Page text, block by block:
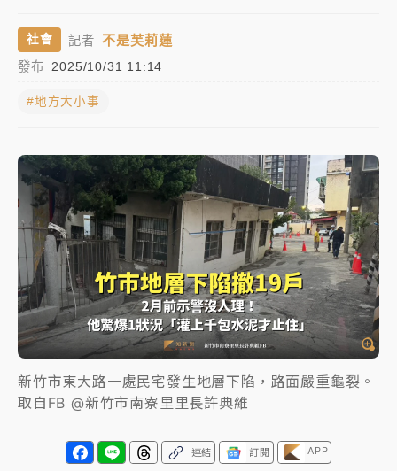
父親節泡湯了！中颱白海豚雨彈轟3天 「紅到發紫」降
雨熱區曝
女律師陳昱瑄詐慈濟10億！黃金158kg遭查扣畫面曝光
旅局回應了
中信慈善基金會想增加董事人數！辜仲諒向法院聲請遭
駁 理由曝光
故宮《龍藏經》特展第2檔！今線上預約開賣一度塞車
周六起展出延長至晚上7時
台東農業處長涉圖利渡假村！東檢抗告成功 今重開羈
押庭
雨熱區曝
社會 記者 不是芙莉蓮
發布 2025/10/31 11:14
#地方大小事
新竹市東大路一處民宅發生地層下陷，路面嚴重龜裂。
取自FB @新竹市南寮里里長許典維
連結 訂閱 APP